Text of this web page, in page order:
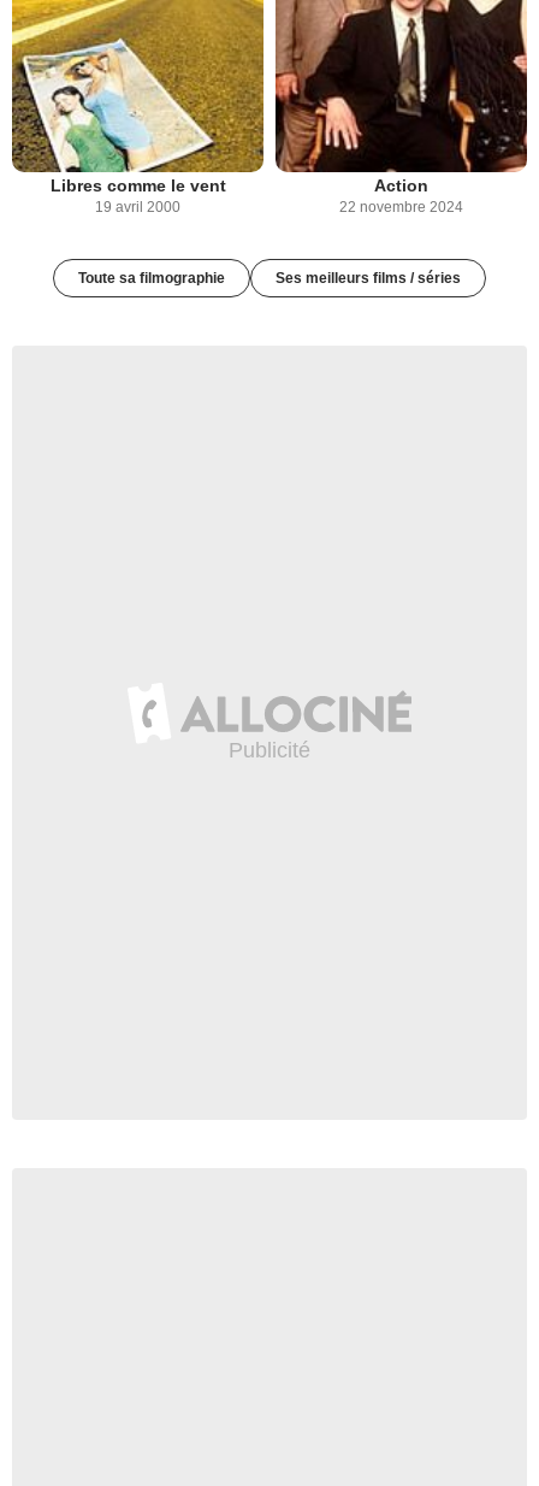
Libres comme le vent
19 avril 2000
Action
22 novembre 2024
Toute sa filmographie Ses meilleurs films / séries